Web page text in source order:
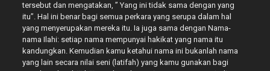
tersebut dan mengatakan, ” Yang ini tidak sama dengan yang
itu”. Hal ini benar bagi semua perkara yang serupa dalam hal
yang menyerupakan mereka itu. Ia juga sama dengan Nama-
nama Ilahi: setiap nama mempunyai hakikat yang nama itu
kandungkan. Kemudian kamu ketahui nama ini bukanlah nama
yang lain secara nilai seni (latifah) yang kamu gunakan bagi